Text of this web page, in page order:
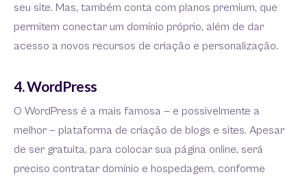
seu site. Mas, também conta com planos premium, que
permitem conectar um domínio próprio, além de dar
acesso a novos recursos de criação e personalização.
4. WordPress
O WordPress é a mais famosa — e possivelmente a
melhor — plataforma de criação de blogs e sites. Apesar
de ser gratuita, para colocar sua página online, será
preciso contratar domínio e hospedagem, conforme